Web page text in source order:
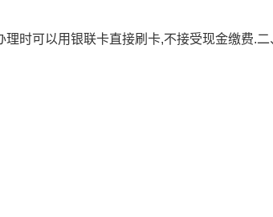
时可以用银联卡直接刷卡,不接受现金缴费.二